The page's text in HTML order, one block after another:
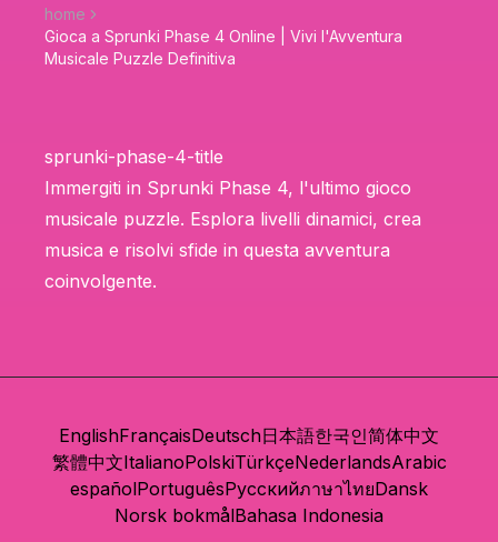
home
Gioca a Sprunki Phase 4 Online | Vivi l'Avventura
Musicale Puzzle Definitiva
sprunki-phase-4-title
Immergiti in Sprunki Phase 4, l'ultimo gioco
musicale puzzle. Esplora livelli dinamici, crea
musica e risolvi sfide in questa avventura
coinvolgente.
EnglishFrançaisDeutsch日本語한국인简体中文
繁體中文ItalianoPolskiTürkçeNederlandsArabic
españolPortuguêsРусскийภาษาไทยDansk
Norsk bokmålBahasa Indonesia